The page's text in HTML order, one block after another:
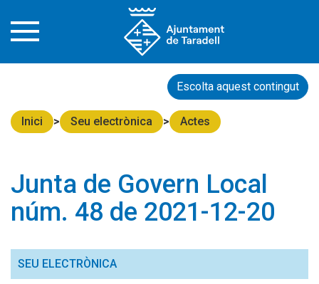
Escolta aquest contingut
Inici Seu electrònica Actes
Junta de Govern Local
núm. 48 de 2021-12-20
SEU ELECTRÒNICA